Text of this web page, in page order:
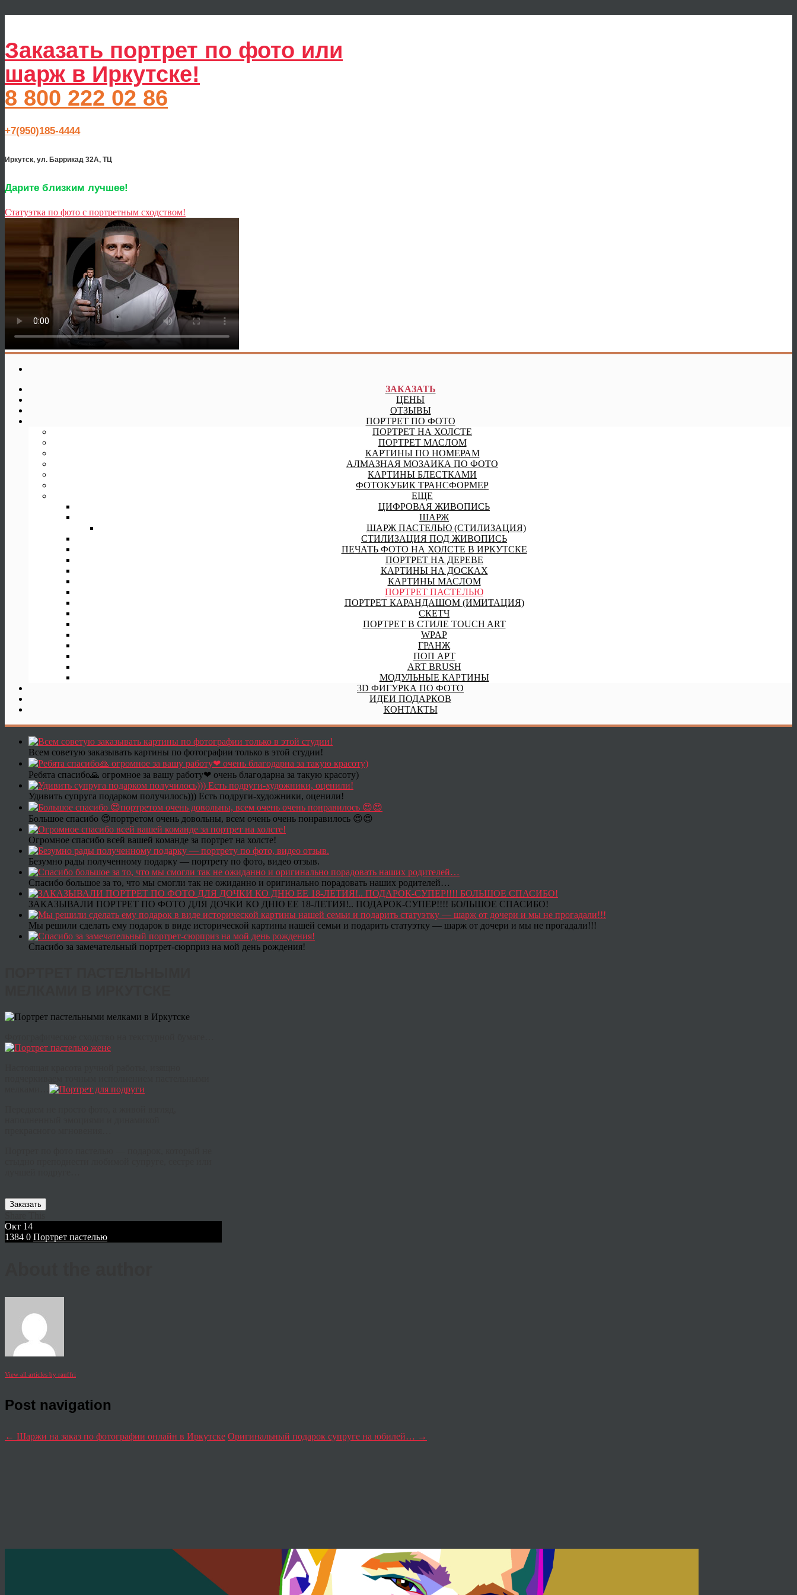
Заказать портрет по фото или
шарж в Иркутске!
8 800 222 02 86
+7(950)185-4444
Иркутск, ул. Баррикад 32А, ТЦ
Дарите близким лучшее!
Статуэтка по фото с портретным сходством!
ЗАКАЗАТЬ
ЦЕНЫ
ОТЗЫВЫ
ПОРТРЕТ ПО ФОТО
ПОРТРЕТ НА ХОЛСТЕ
ПОРТРЕТ МАСЛОМ
КАРТИНЫ ПО НОМЕРАМ
АЛМАЗНАЯ МОЗАИКА ПО ФОТО
КАРТИНЫ БЛЕСТКАМИ
ФОТОКУБИК ТРАНСФОРМЕР
ЕЩЕ
ЦИФРОВАЯ ЖИВОПИСЬ
ШАРЖ
ШАРЖ ПАСТЕЛЬЮ (СТИЛИЗАЦИЯ)
СТИЛИЗАЦИЯ ПОД ЖИВОПИСЬ
ПЕЧАТЬ ФОТО НА ХОЛСТЕ В ИРКУТСКЕ
ПОРТРЕТ НА ДЕРЕВЕ
КАРТИНЫ НА ДОСКАХ
КАРТИНЫ МАСЛОМ
ПОРТРЕТ ПАСТЕЛЬЮ
ПОРТРЕТ КАРАНДАШОМ (ИМИТАЦИЯ)
СКЕТЧ
ПОРТРЕТ В СТИЛЕ TOUCH ART
WPAP
ГРАНЖ
ПОП АРТ
ART BRUSH
МОДУЛЬНЫЕ КАРТИНЫ
3D ФИГУРКА ПО ФОТО
ИДЕИ ПОДАРКОВ
КОНТАКТЫ
Всем советую заказывать картины по фотографии только в этой студии!
Ребята спасибо🙏 огромное за вашу работу❤ очень благодарна за такую красоту)
Удивить супруга подарком получилось))) Есть подруги-художники, оценили!
Большое спасибо 😍портретом очень довольны, всем очень очень понравилось 😍😍
Огромное спасибо всей вашей команде за портрет на холсте!
Безумно рады полученному подарку — портрету по фото, видео отзыв.
Спасибо большое за то, что мы смогли так не ожиданно и оригинально порадовать наших родителей…
ЗАКАЗЫВАЛИ ПОРТРЕТ ПО ФОТО ДЛЯ ДОЧКИ КО ДНЮ ЕЕ 18-ЛЕТИЯ!.. ПОДАРОК-СУПЕР!!!! БОЛЬШОЕ СПАСИБО!
Мы решили сделать ему подарок в виде исторической картины нашей семьи и подарить статуэтку — шарж от дочери и мы не прогадали!!!
Спасибо за замечательный портрет-сюрприз на мой день рождения!
Заказать
Окт 14
1384 0 Портрет пастелью
View all articles by rauffri
Post navigation
← Шаржи на заказ по фотографии онлайн в Иркутске Оригинальный подарок супруге на юбилей… →